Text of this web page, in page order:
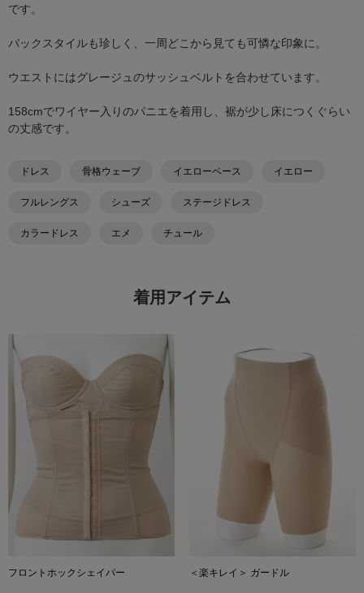
です。
バックスタイルも珍しく、一周どこから見ても可憐な印象に。
ウエストにはグレージュのサッシュベルトを合わせています。
158cmでワイヤー入りのパニエを着用し、裾が少し床につくぐらい
の丈感です。
ドレス 骨格ウェーブ イエローベース イエロー
フルレングス シューズ ステージドレス
カラードレス エメ チュール
着用アイテム
フロントホックシェイパー ＜楽キレイ＞ ガードル